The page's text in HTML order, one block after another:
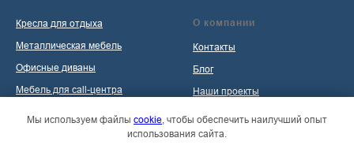
Мы используем файлы cookie, чтобы обеспечить наилучший опыт
использования сайта.
Кресла для отдыха
Металлическая мебель
Офисные диваны
Мебель для call-центра
О компании
Контакты
Блог
Наши проекты
Политика обработки
персональных данных